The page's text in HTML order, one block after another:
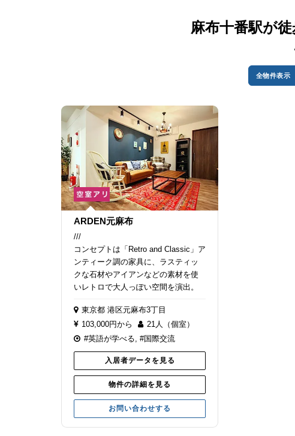
麻布十番駅が
全物件表示
ARDEN元麻布
///
コンセプトは「Retro and Classic」ア
ンティーク調の家具に、ラスティッ
クな石材やアイアンなどの素材を使
いレトロで大人っぽい空間を演出。
東京都 港区元麻布3丁目
103,000円から
21人（個室）
#英語が学べる #国際交流
入居者データを見る
物件の詳細を見る
お問い合わせする